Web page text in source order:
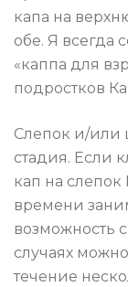
капа на
обе. Я всегда
«каппа для
подростков
Слепок и/или
стадия. Если
кап на слепок
времени
возможность
случаях
течение